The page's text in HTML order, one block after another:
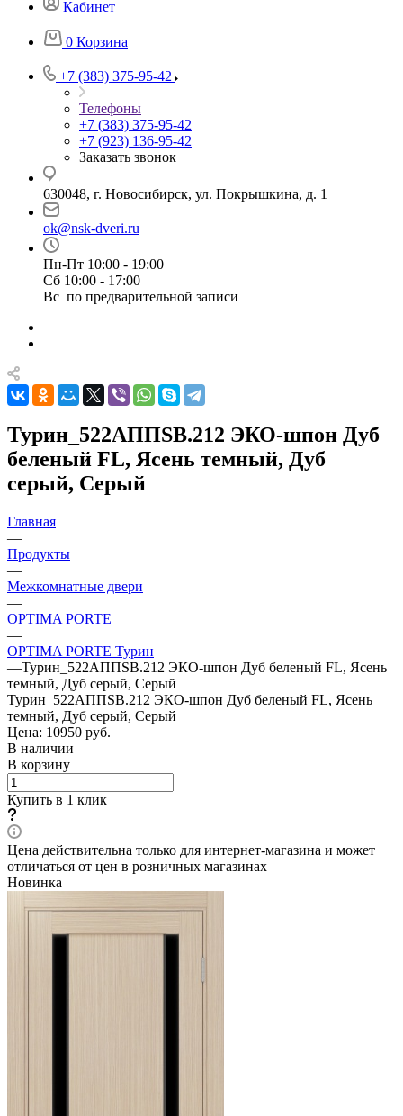
Кабинет
0 Корзина
+7 (383) 375-95-42
Телефоны
+7 (383) 375-95-42
+7 (923) 136-95-42
Заказать звонок
630048, г. Новосибирск, ул. Покрышкина, д. 1
ok@nsk-dveri.ru
Пн-Пт 10:00 - 19:00
Сб 10:00 - 17:00
Вс по предварительной записи
Турин_522AППSB.212 ЭКО-шпон Дуб
беленый FL, Ясень темный, Дуб
серый, Серый
Главная
—
Продукты
—
Межкомнатные двери
—
OPTIMA PORTE
—
OPTIMA PORTE Турин
—Турин_522AППSB.212 ЭКО-шпон Дуб беленый FL, Ясень
темный, Дуб серый, Серый
Турин_522AППSB.212 ЭКО-шпон Дуб беленый FL, Ясень
темный, Дуб серый, Серый
Цена: 10950 руб.
В наличии
В корзину
Купить в 1 клик
Цена действительна только для интернет-магазина и может
отличаться от цен в розничных магазинах
Новинка